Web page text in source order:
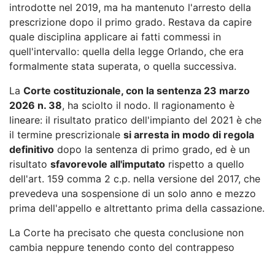
introdotte nel 2019, ma ha mantenuto l'arresto della
prescrizione dopo il primo grado. Restava da capire
quale disciplina applicare ai fatti commessi in
quell'intervallo: quella della legge Orlando, che era
formalmente stata superata, o quella successiva.
La Corte costituzionale, con la sentenza 23 marzo
2026 n. 38, ha sciolto il nodo. Il ragionamento è
lineare: il risultato pratico dell'impianto del 2021 è che
il termine prescrizionale si arresta in modo di regola
definitivo dopo la sentenza di primo grado, ed è un
risultato sfavorevole all'imputato rispetto a quello
dell'art. 159 comma 2 c.p. nella versione del 2017, che
prevedeva una sospensione di un solo anno e mezzo
prima dell'appello e altrettanto prima della cassazione.
La Corte ha precisato che questa conclusione non
cambia neppure tenendo conto del contrappeso